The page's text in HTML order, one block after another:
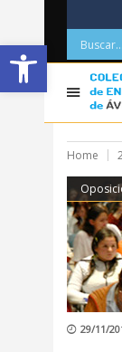
Abrir barra de
Home
29/11/